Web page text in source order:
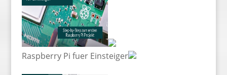
Raspberry Pi fuer Einsteiger